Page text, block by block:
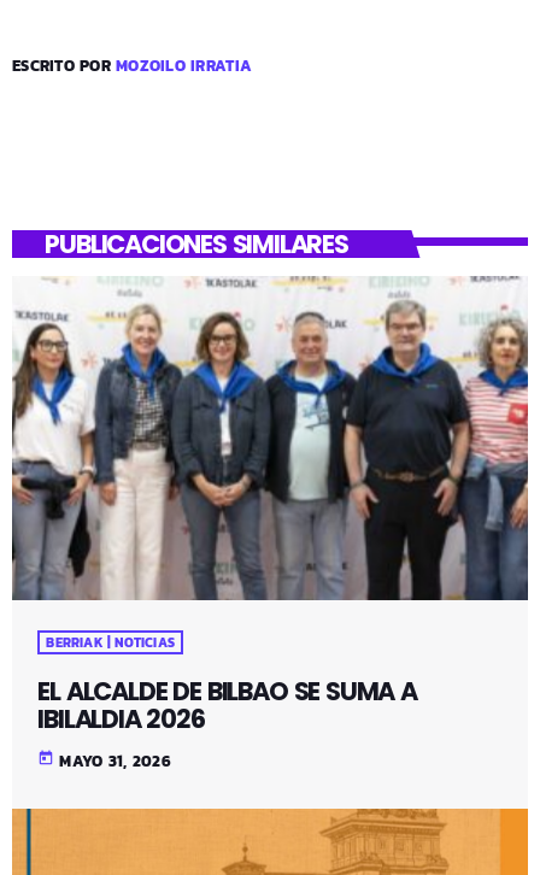
ESCRITO PORMOZOILO IRRATIA
PUBLICACIONES SIMILARES
BERRIAK | NOTICIAS
EL ALCALDE DE BILBAO SE SUMA A
IBILALDIA 2026
today MAYO 31, 2026